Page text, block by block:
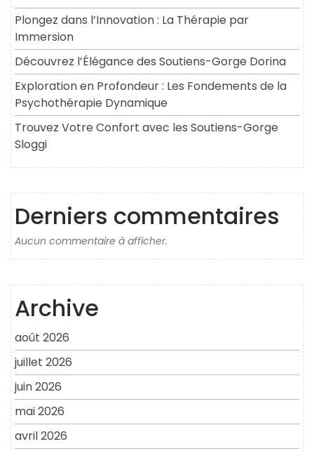
Plongez dans l’Innovation : La Thérapie par
Immersion
Découvrez l’Élégance des Soutiens-Gorge Dorina
Exploration en Profondeur : Les Fondements de la
Psychothérapie Dynamique
Trouvez Votre Confort avec les Soutiens-Gorge
Sloggi
Derniers commentaires
Aucun commentaire à afficher.
Archive
août 2026
juillet 2026
juin 2026
mai 2026
avril 2026